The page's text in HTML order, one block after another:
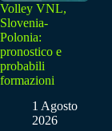
Volley VNL,
Slovenia-
Polonia:
pronostico e
probabili
formazioni
1 Agosto
2026